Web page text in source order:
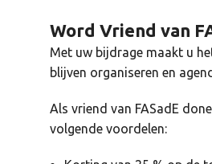
Word Vriend van
Met uw bijdrage maakt u
blijven organiseren en
Als vriend van FASadE
volgende voordelen: